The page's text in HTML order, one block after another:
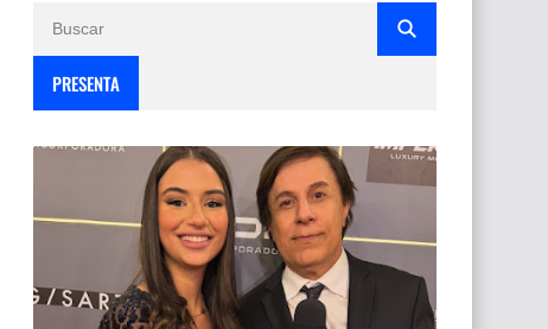
PRESENTA